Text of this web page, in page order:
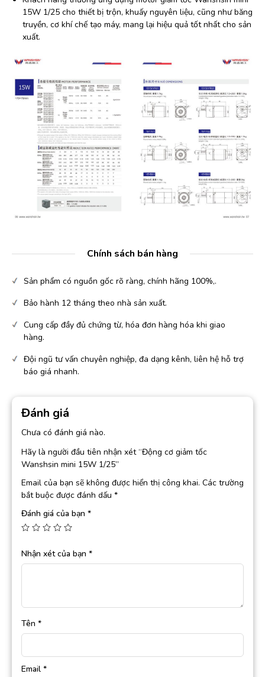
15W 1/25 cho thiết bị trộn, khuấy nguyên liệu, cũng như băng
truyền, cơ khí chế tạo máy, mang lại hiệu quả tốt nhất cho sản
xuất.
Chính sách bán hàng
Sản phẩm có nguồn gốc rõ ràng, chính hãng 100%,.
Bảo hành 12 tháng theo nhà sản xuất.
Cung cấp đầy đủ chứng từ, hóa đơn hàng hóa khi giao
hàng.
Đội ngũ tư vấn chuyên nghiệp, đa dạng kênh, liên hệ hỗ trợ
báo giá nhanh.
Đánh giá
Chưa có đánh giá nào.
Hãy là người đầu tiên nhận xét “Động cơ giảm tốc
Wanshsin mini 15W 1/25”
Email của bạn sẽ không được hiển thị công khai. Các trường
bắt buộc được đánh dấu *
Đánh giá của bạn *
Nhận xét của bạn *
Tên *
Email *